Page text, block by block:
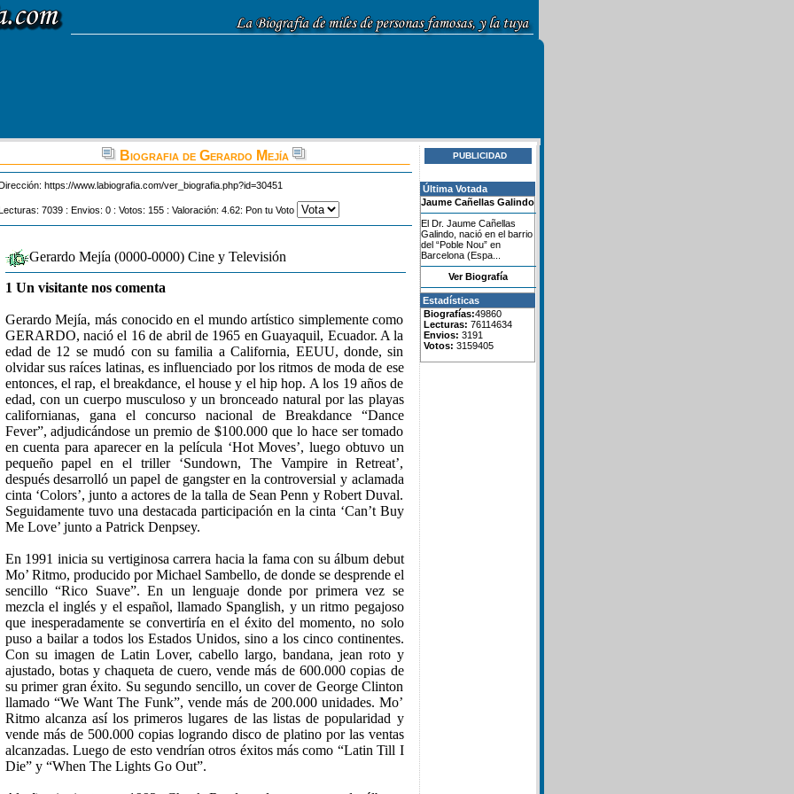
Biografia de Gerardo Mejía
https://www.labiografia.com/ver_biografia.php?id=30451
7039 : Envios: 0 : Votos: 155 : Valoración: 4.62: Pon tu Voto
Gerardo Mejía (0000-0000) Cine y Televisión
1 Un visitante nos comenta
Gerardo Mejía, más conocido en el mundo artístico simplemente como
GERARDO, nació el 16 de abril de 1965 en Guayaquil, Ecuador. A la
edad de 12 se mudó con su familia a California, EEUU, donde, sin
olvidar sus raíces latinas, es influenciado por los ritmos de moda de ese
entonces, el rap, el breakdance, el house y el hip hop. A los 19 años de
edad, con un cuerpo musculoso y un bronceado natural por las playas
californianas, gana el concurso nacional de Breakdance “Dance
Fever”, adjudicándose un premio de $100.000 que lo hace ser tomado
en cuenta para aparecer en la película ‘Hot Moves’, luego obtuvo un
pequeño papel en el triller ‘Sundown, The Vampire in Retreat’,
después desarrolló un papel de gangster en la controversial y aclamada
cinta ‘Colors’, junto a actores de la talla de Sean Penn y Robert Duval.
Seguidamente tuvo una destacada participación en la cinta ‘Can’t Buy
Me Love’ junto a Patrick Denpsey.
En 1991 inicia su vertiginosa carrera hacia la fama con su álbum debut
Mo’ Ritmo, producido por Michael Sambello, de donde se desprende el
sencillo “Rico Suave”. En un lenguaje donde por primera vez se
mezcla el inglés y el español, llamado Spanglish, y un ritmo pegajoso
que inesperadamente se convertiría en el éxito del momento, no solo
puso a bailar a todos los Estados Unidos, sino a los cinco continentes.
Con su imagen de Latin Lover, cabello largo, bandana, jean roto y
ajustado, botas y chaqueta de cuero, vende más de 600.000 copias de
su primer gran éxito. Su segundo sencillo, un cover de George Clinton
llamado “We Want The Funk”, vende más de 200.000 unidades. Mo’
Ritmo alcanza así los primeros lugares de las listas de popularidad y
vende más de 500.000 copias logrando disco de platino por las ventas
alcanzadas. Luego de esto vendrían otros éxitos más como “Latin Till I
Die” y “When The Lights Go Out”.
PUBLICIDAD
Última Votada
Jaume Cañellas Galindo
El Dr. Jaume Cañellas
Galindo, nació en el barrio
del “Poble Nou” en
Barcelona (Espa...
Ver Biografía
Estadísticas
Biografías:49860
Lecturas: 76114634
Envios: 3191
Votos: 3159405